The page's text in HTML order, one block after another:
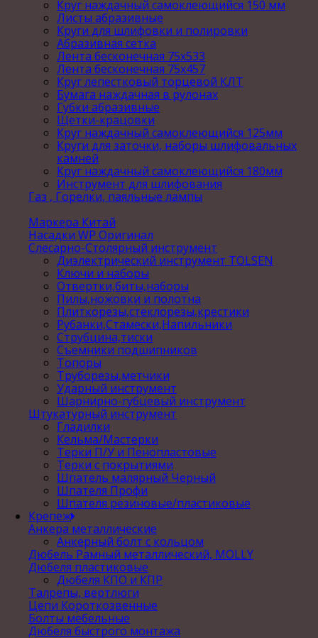
Круг наждачный самоклеющийся 150 мм
Листы абразивные
Круги для шлифовки и полировки
Абразивная сетка
Лента бесконечная 75х533
Лента бесконечная 75х457
Круг лепестковый торцевой КЛТ
Бумага наждачная в рулонах
Губки абразивные
Щетки-крацовки
Круг наждачный самоклеющийся 125мм
Круги для заточки, наборы шлифовальных
камней
Круг наждачный самоклеющийся 180мм
Инструмент для шлифования
Газ , Горелки, паяльные лампы
Маркера Китай
Насадки WP Оригинал
Слесарно-Столярный инструмент
Диэлектрический инструмент TOLSEN
Ключи и наборы
Отвертки,биты,наборы
Пилы,ножовки и полотна
Плиткорезы,стеклорезы,крестики
Рубанки,Стамески,Напильники
Струбцина,тиски
Съемники подшипников
Топоры
Труборезы,метчики
Ударный инструмент
Шарнирно-губцевый инструмент
Штукатурный инструмент
Гладилки
Кельма/Мастерки
Терки П/У и Пенопластовые
Терки с покрытиями
Шпатель малярный Черный
Шпателя Профи
Шпателя резиновые/пластиковые
Крепеж
Анкера металлические
Анкерный болт с кольцом
Дюбель Рамный металлический, MOLLY
Дюбеля пластиковые
Дюбеля КПО и КПР
Талрепы, вертлюги
Цепи Короткозвенные
Болты мебельные
Дюбеля быстрого монтажа